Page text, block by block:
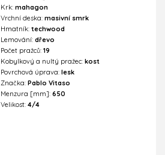
Krk:mahagon
Vrchní deska:masivní smrk
Hmatník:techwood
Lemování:dřevo
Počet pražců:19
Kobylkový a nultý pražec:kost
Povrchová úprava:lesk
Značka:Pablo Vitaso
Menzura [mm]:650
Velikost:4/4